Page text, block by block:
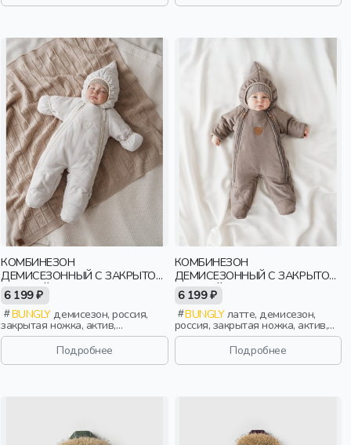
КОМБИНЕЗОН
ДЕМИСЕЗОННЫЙ С ЗАКРЫТОЙ
НОЖКОЙ "ТОФУ" 0+
6 199 ₽
BUNGLYдемисезон, россия,
закрытая ножка, актив,
новорожденные, дети
Подробнее
КОМБИНЕЗОН
ДЕМИСЕЗОННЫЙ С ЗАКРЫТОЙ
НОЖКОЙ "ЛАТТЕ" 0+
6 199 ₽
BUNGLYлатте, демисезон,
россия, закрытая ножка, актив,
новорожденные, дети
Подробнее